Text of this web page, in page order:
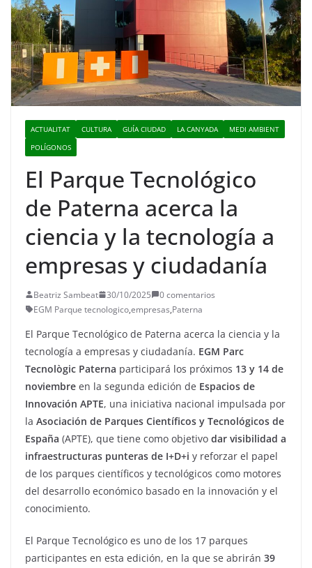
ACTUALITAT CULTURA GUÍA CIUDAD LA CANYADA
MEDI AMBIENT
POLÍGONOS
El Parque Tecnológico
de Paterna acerca la
ciencia y la tecnología a
empresas y ciudadanía
Beatriz Sambeat 30/10/2025
0 comentarios
EGM Parque tecnologico,empresas,Paterna
El Parque Tecnológico de Paterna acerca la ciencia y la
tecnología a empresas y ciudadanía. EGM Parc
Tecnològic Paterna participará los próximos 13 y 14 de
noviembre en la segunda edición de Espacios de
Innovación APTE, una iniciativa nacional impulsada por
la Asociación de Parques Científicos y Tecnológicos de
España (APTE), que tiene como objetivo dar visibilidad a
infraestructuras punteras de I+D+i y reforzar el papel
de los parques científicos y tecnológicos como motores
del desarrollo económico basado en la innovación y el
conocimiento.
El Parque Tecnológico es uno de los 17 parques
participantes en esta edición, en la que se abrirán 39